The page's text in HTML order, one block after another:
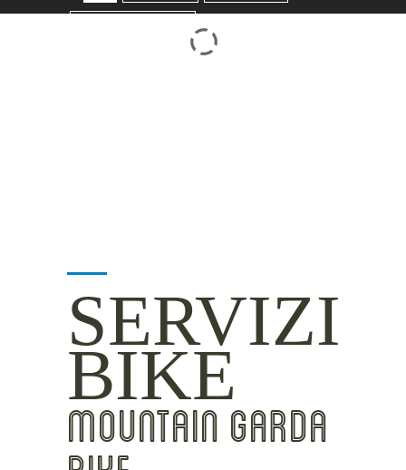
ROVERETO M.BALDO V/GRESTA
SERVIZI
BIKE
MOUNTAIN GARDA